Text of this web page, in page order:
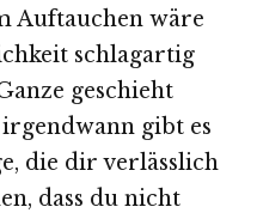
Auftauchen wäre
schlagartig
geschieht
gibt es
die dir verlässlich
dass du nicht